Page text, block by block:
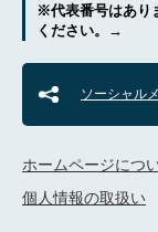
※代表番号はあり
ください。→
ソーシャル
ホームページにつ
個人情報の取扱い